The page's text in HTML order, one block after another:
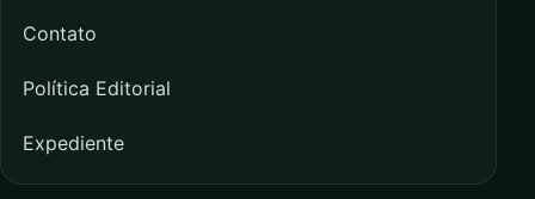
Contato
Política Editorial
Expediente